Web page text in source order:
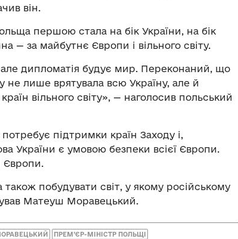
він.
першою стала на бік України, на бік
— за майбутнє Європи і вільного світу.
дипломатія будує мир. Переконаний, що
не лише врятувала всю Україну, але й
вільного світу», — наголосив польський
підтримки країн Заходу і,
України є умовою безпеки всієї Європи.
Європи.
побудувати світ, у якому російському
Матеуш Моравецький.
ПРЕМ’ЄР-МІНІСТР ПОЛЬЩІ